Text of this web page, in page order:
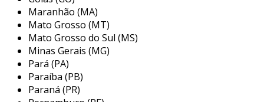
como placar, tempo, e estatísticas dos
jogadores.
versatilidade: podem ser utilizados em
diferentes esportes, adaptando-se
facilmente às necessidades de cada
evento.
Maranhão (MA)
Mato Grosso (MT)
Mato Grosso do Sul (MS)
Minas Gerais (MG)
Pará (PA)
Paraíba (PB)
Paraná (PR)